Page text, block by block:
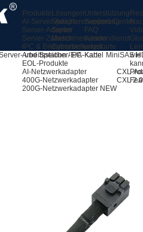
Produkte
AI-Server-Adapter
Server-Adapter
Server-Zubehör
IPC & Bildverarbeitungskarte
Arbeitsstation / PC-Karte
EOL-Produkte
AI-Netzwerkadapter
400G-Netzwerkadapter
200G-Netzwerkadapter NEW
CXL-
CXL 2.0
Lösungen
Speichererweiterung
Server
Maschinenvision
Cybersicherheit
Unterstützung
Support-Center
FAQ
Kundendienst
wie
und Speicher-E/A-Kabel
MiniSAS